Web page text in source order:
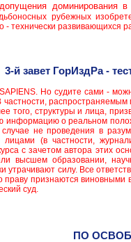
доминирования
рубежных
- технически развивающихся
3-й завет ГорИздРа -
Но судите сами -
того, структуры и лица,
о реальном
не проведения в
(в частности,
с зачетом автора этих
высшем образовании,
утрачивают силу. Все
праву признаются
суд.
ПО